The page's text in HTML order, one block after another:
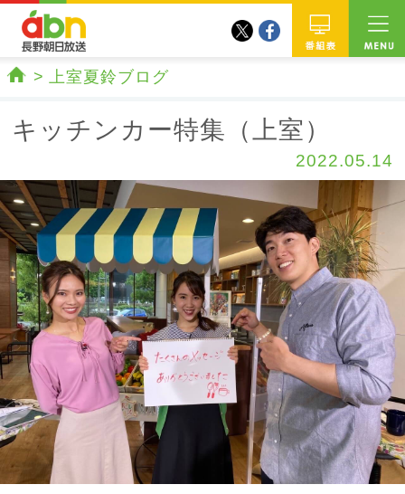
twitterfacebook
上室夏鈴ブログ
キッチンカー特集（上室）
2022.05.14